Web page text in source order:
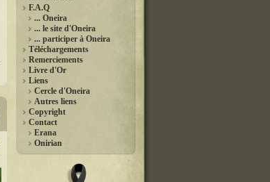
F.A.Q
... Oneira
... le site d'Oneira
... participer à Oneira
Téléchargements
Remerciements
Livre d'Or
Liens
Cercle d'Oneira
Autres liens
Copyright
Contact
Erana
Onirian